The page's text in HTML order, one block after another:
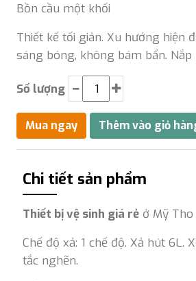
Bồn cầu một khối
Thiết kế tối giản. Xu hướng hiện
sáng bóng, không bám bẩn. Nắp
Số lượng
Chi tiết sản phẩm
Thiết bị vệ sinh giá rẻ ở Mỹ Tho
Chế độ xả: 1 chế độ. Xả hút 6L.
tắc nghẽn.